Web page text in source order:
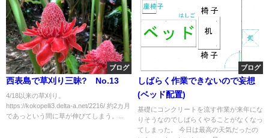
ブログ
西表島で草刈り三昧? No.13
4/18以来の草刈り。
https://kokopelli3.delta-a.net/2216/ 約2カ月
であっという間に草が伸びてしまう。...
ブログ
しばらく作業できないので妄想
(ベッド配置)
基礎にコンクリートを流す作業が来年にな
りそうなのでしばらくやることがなくなっ
てしまった。 今日は最高の天気だったの